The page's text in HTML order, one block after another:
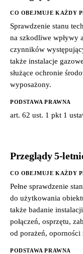
CO OBEJMUJE KAŻDY
Sprawdzenie stanu
na szkodliwe wpływy
czynników
także instalacje
służące ochronie
wyposażony.
PODSTAWA PRAWNA
art. 62 ust. 1 pkt 1
Przeglądy 5-
CO OBEJMUJE KAŻDY
Pełne sprawdzenie
do użytkowania
także badanie
połączeń, osprzętu,
od porażeń,
PODSTAWA PRAWNA